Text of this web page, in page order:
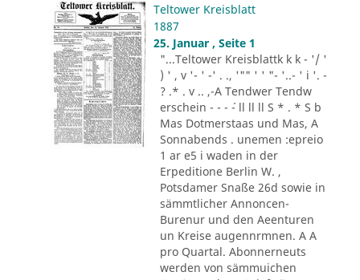
Teltower Kreisblatt
1887
25. Januar , Seite 1
"...Teltower Kreisblattk k k - '/ '
) ' , v '- ' -' . ., '"" ' ' "- '..- ' i '. -
? .* . v .. ,-A Tendwer Tendw
erschein - - - ´- ll ll ll S * . * S b
Mas Dotmerstaas und Mas, A
Sonnabends . unemen :epreio
1 ar e5 i waden in der
Erpeditione Berlin W. ,
Potsdamer Snaße 26d sowie in
sämmtlicher Annoncen-
Burenur und den Aeenturen
un Kreise augennrmnen. A A
pro Quartal. Abonnerneuts
werden von sämmuichen